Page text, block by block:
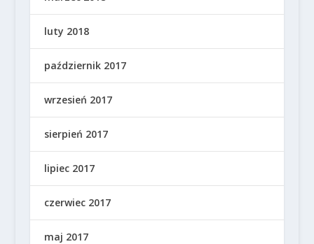
luty 2018
październik 2017
wrzesień 2017
sierpień 2017
lipiec 2017
czerwiec 2017
maj 2017